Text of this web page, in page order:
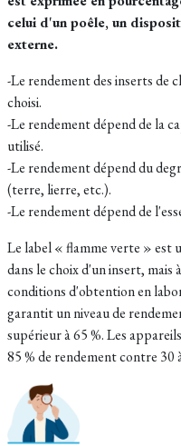
celui d'un poêle, un
externe.
-Le rendement des inserts de
choisi.
-Le rendement dépend de la
utilisé.
-Le rendement dépend du
(terre, lierre, etc.).
-Le rendement dépend de
Le label « flamme verte » est
dans le choix d'un insert, mais
conditions d'obtention en
garantit un niveau de
supérieur à 65 %. Les
85 % de rendement contre 30